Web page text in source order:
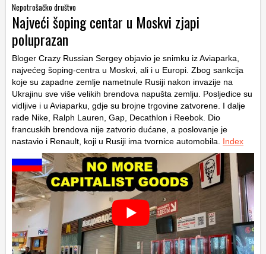
Nepotrošačko društvo
Najveći šoping centar u Moskvi zjapi
poluprazan
Bloger Crazy Russian Sergey objavio je snimku iz Aviaparka,
najvećeg šoping-centra u Moskvi, ali i u Europi. Zbog sankcija
koje su zapadne zemlje nametnule Rusiji nakon invazije na
Ukrajinu sve više velikih brendova napušta zemlju. Posljedice su
vidljive i u Aviaparku, gdje su brojne trgovine zatvorene. I dalje
rade Nike, Ralph Lauren, Gap, Decathlon i Reebok. Dio
francuskih brendova nije zatvorio dućane, a poslovanje je
nastavio i Renault, koji u Rusiji ima tvornice automobila. Index